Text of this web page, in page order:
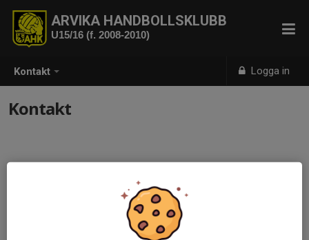
Kontakt Logga in
ARVIKA HANDBOLLSKLUBB
U15/16 (f. 2008-2010)
Kontakt